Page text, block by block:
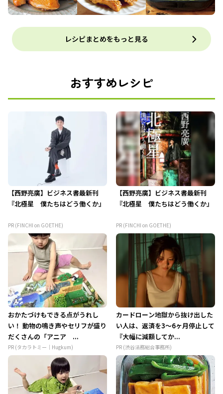
レシピまとめをもっと見る
おすすめレシピ
【西野亮廣】ビジネス書最新刊
『北極星 僕たちはどう働くか』
PR (FINCHI on GOETHE)
【西野亮廣】ビジネス書最新刊
『北極星 僕たちはどう働くか』
PR (FINCHI on GOETHE)
おかたづけもできる点がうれし
い！ 動物の鳴き声やセリフが盛り
だくさんの「アニア ...
PR (タカラトミー｜Hugkum)
カードローン地獄から抜け出した
い人は、返済を3～6ヶ月停止して
『大幅に減額してか...
PR (渋谷法務総合事務所)